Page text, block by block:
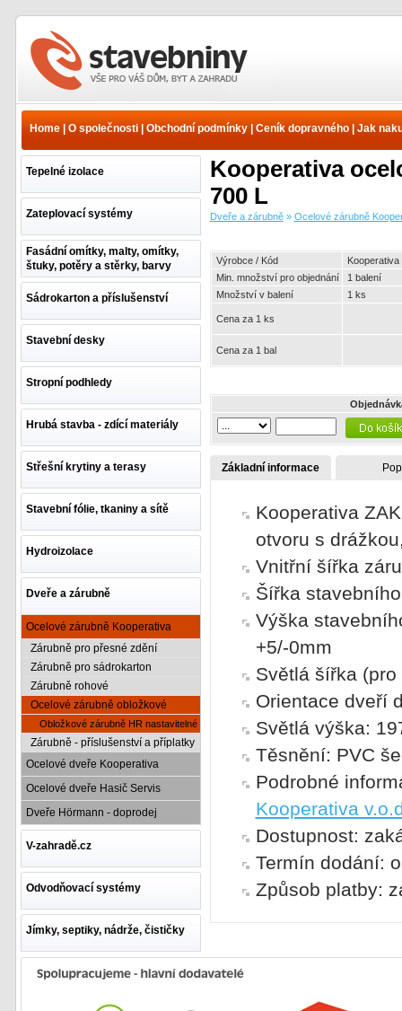
zárubně Kooperativa -
obložkové - Obložkové
Home| O společnosti| Obchodní podmínky| Ceník dopravného| Jak
Tepelné izolace
Zateplovací systémy
Fasádní omítky, malty, omítky,
štuky, potěry a stěrky, barvy
Sádrokarton a příslušenství
Stavební desky
Stropní podhledy
Hrubá stavba - zdící materiály
Střešní krytiny a terasy
Stavební fólie, tkaniny a sítě
Hydroizolace
Dveře a zárubně
Ocelové zárubně Kooperativa
Zárubně pro přesné zdění
Zárubně pro sádrokarton
Zárubně rohové
Ocelové zárubně obložkové
Obložkové zárubně HR nastavitelné
Zárubně - příslušenství a příplatky
Ocelové dveře Kooperativa
Ocelové dveře Hasič Servis
Dveře Hörmann - doprodej
V-zahradě.cz
Odvodňovací systémy
Jímky, septiky, nádrže, čističky
Kooperativa
700 L
Dveře a zárubně» Ocelové zárubně
Výrobce / Kód
Kooperativa
Min. množství pro objednání
1 balení
Množství v balení
1 ks
Cena za 1 ks
Cena za 1 bal
Základní informace
Kooperativa
otvoru s
Vnitřní šířka
Šířka
Výška
+5/-0mm
Světlá šířka
Orientace dveří
Světlá výška:
Těsnění: PVC
Podrobné
Kooperativa
Dostupnost:
Termín dodání:
Způsob platby: